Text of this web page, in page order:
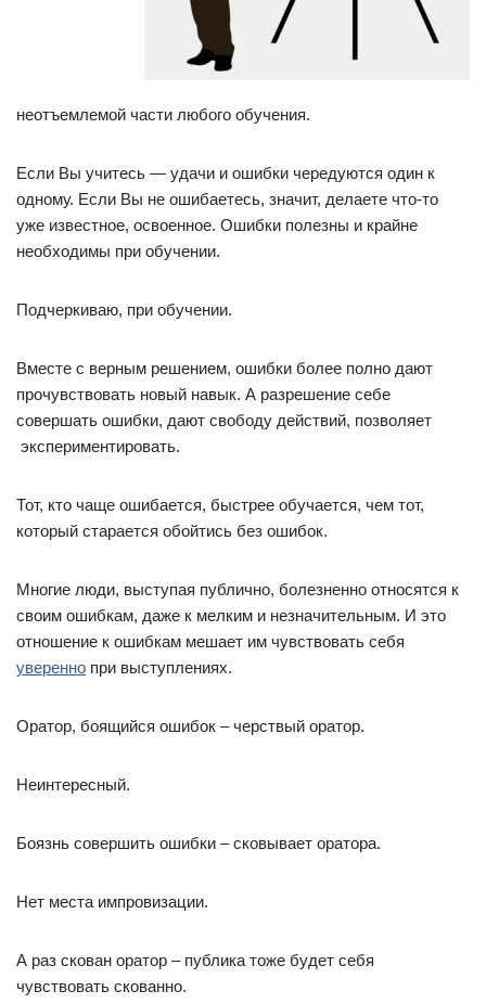
неотъемлемой части любого обучения.
Если Вы учитесь — удачи и ошибки чередуются один к
одному. Если Вы не ошибаетесь, значит, делаете что-то
уже известное, освоенное. Ошибки полезны и крайне
необходимы при обучении.
Подчеркиваю, при обучении.
Вместе с верным решением, ошибки более полно дают
прочувствовать новый навык. А разрешение себе
совершать ошибки, дают свободу действий, позволяет
экспериментировать.
Тот, кто чаще ошибается, быстрее обучается, чем тот,
который старается обойтись без ошибок.
Многие люди, выступая публично, болезненно относятся к
своим ошибкам, даже к мелким и незначительным. И это
отношение к ошибкам мешает им чувствовать себя
уверенно при выступлениях.
Оратор, боящийся ошибок – черствый оратор.
Неинтересный.
Боязнь совершить ошибки – сковывает оратора.
Нет места импровизации.
А раз скован оратор – публика тоже будет себя
чувствовать скованно.